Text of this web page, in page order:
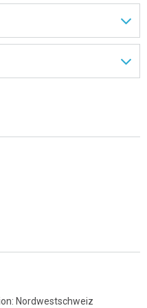
Nordwestschweiz